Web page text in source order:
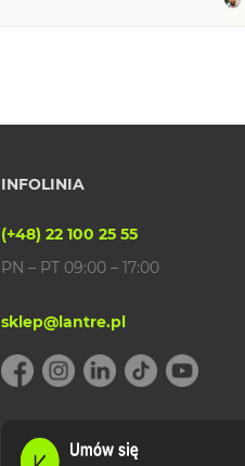
INFOLINIA
(+48) 22 100 25 55
PN – PT 09:00 – 17:00
sklep@lantre.pl